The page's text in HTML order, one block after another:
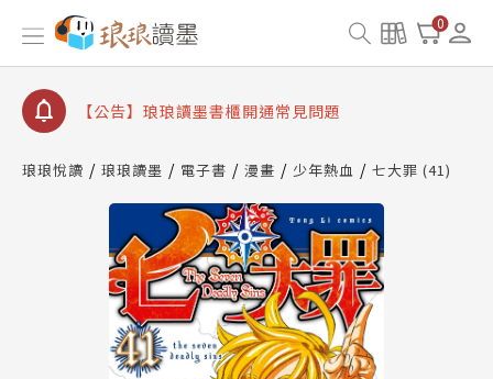
0
【公告】琅琅讀墨數位閱讀資產合併與書櫃開通申請
【公告】琅琅讀墨 3 分鐘完成書櫃開通與資產合併申
查詢
【公告】琅琅讀墨數位閱讀資產合併與書櫃開通申請
琅琅悅讀 琅琅讀墨 電子書 漫畫 少年熱血 七大罪 (41)